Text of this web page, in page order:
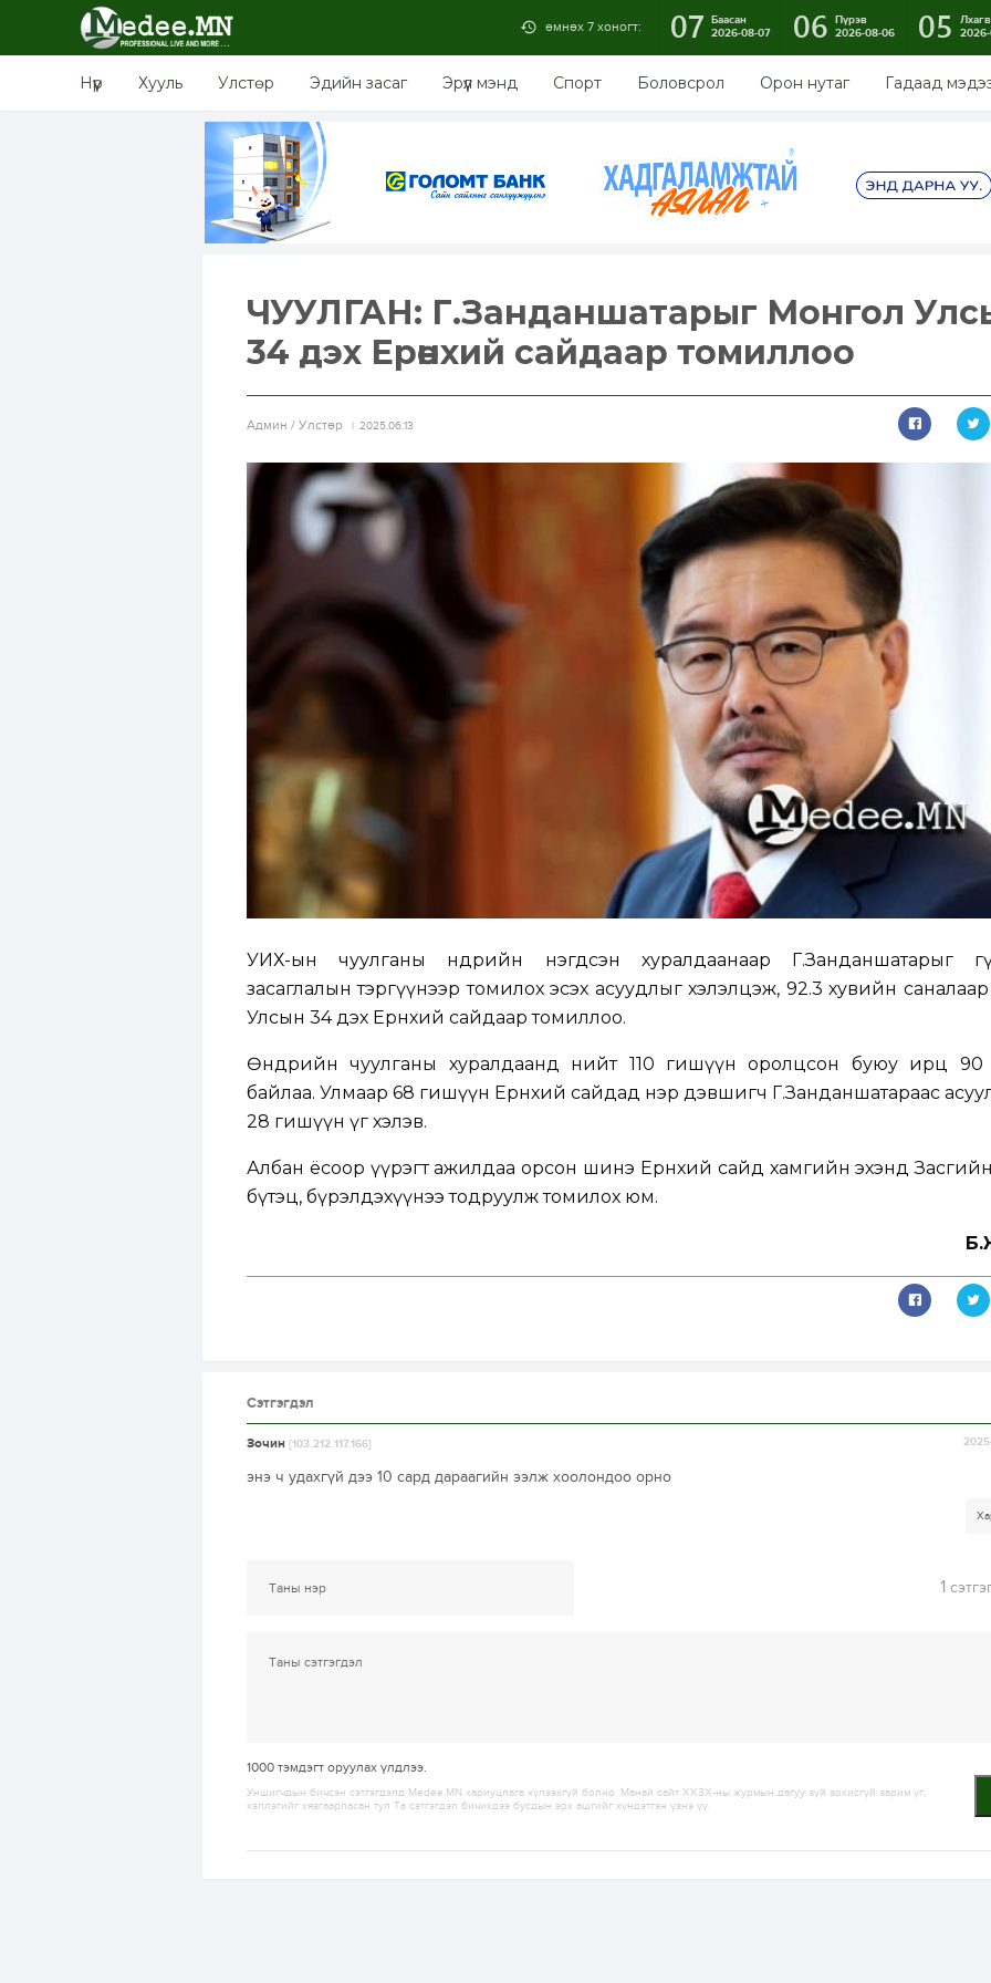
өмнөх 7 хоногт: 07 Баасан
2026-08-07
06 Пүрэв
2026-08-06
05
Нүүр Хууль Улстөр Эдийн засаг Эрүүл мэнд Спорт Боловсрол Орон нутаг Гадаад
ЧУУЛГАН: Г.Занданшатарыг Монгол
34 дэх Ерөнхий сайдаар томиллоо
Aдмин / Улстөр 2025.06.13
УИХ-ын чуулганы өнөөдрийн нэгдсэн хуралдаанаар Г.Занданшатарыг
засаглалын тэргүүнээр томилох эсэх асуудлыг хэлэлцэж, 92.3 хувийн
Улсын 34 дэх Ерөнхий сайдаар томиллоо.
Өнөөдрийн чуулганы хуралдаанд нийт 110 гишүүн оролцсон буюу ирц 90
байлаа. Улмаар 68 гишүүн Ерөнхий сайдад нэр дэвшигч Г.Занданшатараас
28 гишүүн үг хэлэв.
Албан ёсоор үүрэгт ажилдаа орсон шинэ Ерөнхий сайд хамгийн эхэнд
бүтэц, бүрэлдэхүүнээ тодруулж томилох юм.
Сэтгэгдэл
Зочин [103.212.117.166]
энэ ч удахгүй дээ 10 сард дараагийн ээлж хоолондоо орно
1
1000 тэмдэгт оруулах үлдлээ.
Уншигчдын бичсэн сэтгэгдэлд Medee.MN хариуцлага хүлээхгүй болно. Манай сайт ХХЗХ-ны журмын дагуу зүй зохисгүй зарим үг,
хэллэгийг хязгаарласан тул Та сэтгэгдэл бичихдээ бусдын эрх ашгийг хүндэтгэн үзнэ үү.